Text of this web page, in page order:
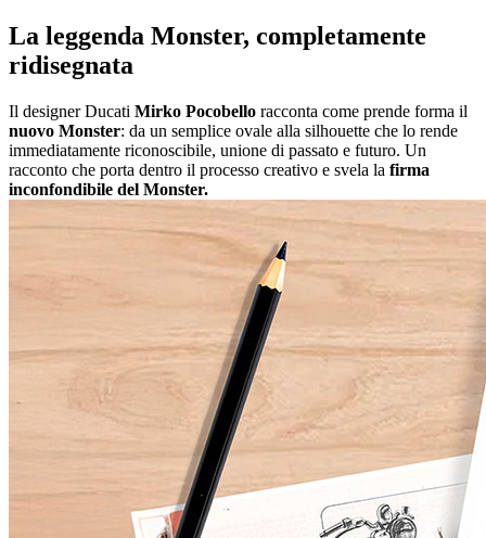
La leggenda Monster, completamente
ridisegnata
Il designer Ducati Mirko Pocobello racconta come prende forma il
nuovo Monster: da un semplice ovale alla silhouette che lo rende
immediatamente riconoscibile, unione di passato e futuro. Un
racconto che porta dentro il processo creativo e svela la firma
inconfondibile del Monster.